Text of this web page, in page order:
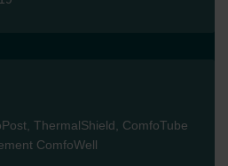
ThermalShield, ComfoTube
ComfoWell